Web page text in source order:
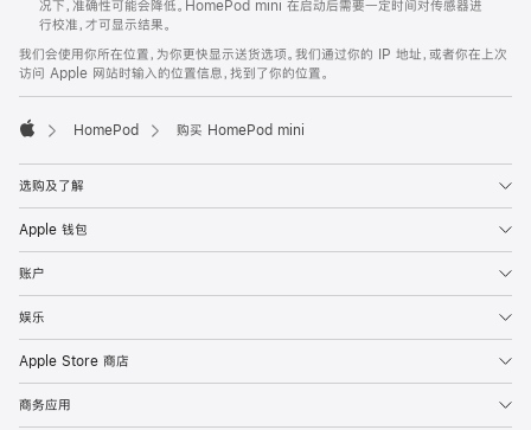
况下，准确性可能会降低。HomePod mini 在启动后需要一定时间对传感器进
行校准，才可显示结果。
我们会使用你所在位置，为你更快显示送货选项。我们通过你的 IP 地址，或者你在上次
访问 Apple 网站时输入的位置信息，找到了你的位置。
HomePod 购买 HomePod mini
选购及了解
Apple 钱包
账户
娱乐
Apple Store 商店
商务应用